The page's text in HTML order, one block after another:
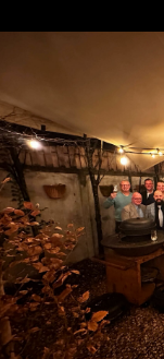
Geen BBQ
toppers die er
cooking
Zo zijn er
bezighouden
van een BBQ,
vragen of het
webshop.
het zo'n